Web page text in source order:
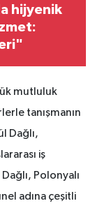
hijyenik
mutluluk
tanışmanın
Dağlı,
iş
Polonyalı
adına çeşitli